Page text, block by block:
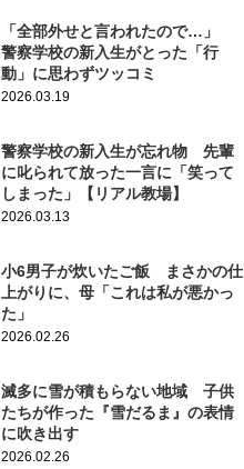
「全部外せと言われたので…」
警察学校の新入生がとった「行
動」に思わずツッコミ
2026.03.19
警察学校の新入生が忘れ物 先輩
に叱られて放った一言に「笑って
しまった」【リアル教場】
2026.03.13
小6男子が炊いたご飯 まさかの仕
上がりに、母「これは私が悪かっ
た」
2026.02.26
滅多に雪が積もらない地域 子供
たちが作った『雪だるま』の表情
に吹き出す
2026.02.26